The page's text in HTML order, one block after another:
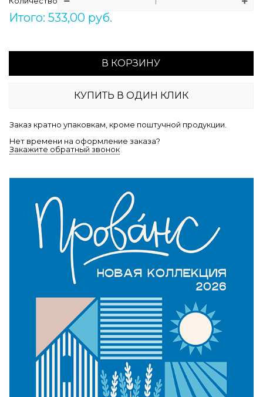
Итого: 533,00 руб.
В КОРЗИНУ
КУПИТЬ В ОДИН КЛИК
Заказ кратно упаковкам, кроме поштучной продукции.
Нет времени на оформление заказа?
Закажите обратный звонок